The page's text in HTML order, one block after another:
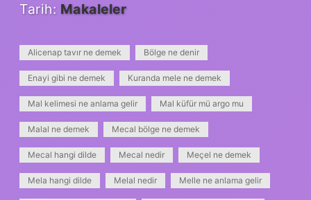
Tarih: Makaleler
Alicenap tavır ne demek Bölge ne denir
Enayi gibi ne demek Kuranda mele ne demek
Mal kelimesi ne anlama gelir Mal küfür mü argo mu
Malal ne demek Mecal bölge ne demek
Mecal hangi dilde Mecal nedir Meçel ne demek
Mela hangi dilde Melal nedir Melle ne anlama gelir